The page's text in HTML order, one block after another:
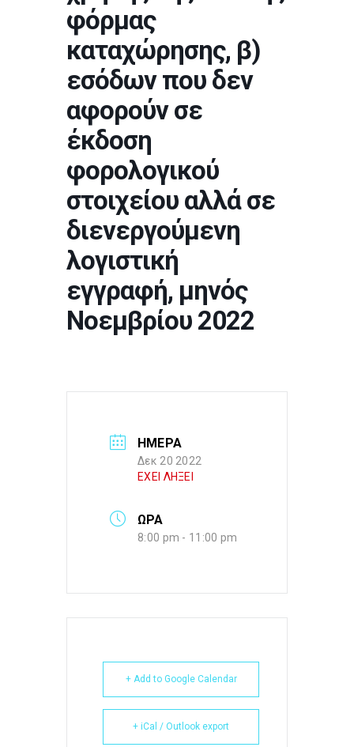
φόρμας
καταχώρησης, β)
εσόδων που δεν
αφορούν σε
έκδοση
φορολογικού
στοιχείου αλλά σε
διενεργούμενη
λογιστική
εγγραφή, μηνός
Νοεμβρίου 2022
ΗΜΕΡΑ
Δεκ 20 2022
ΕΧΕΙ ΛΗΞΕΙ
ΩΡΑ
8:00 pm - 11:00 pm
+ Add to Google Calendar
+ iCal / Outlook export